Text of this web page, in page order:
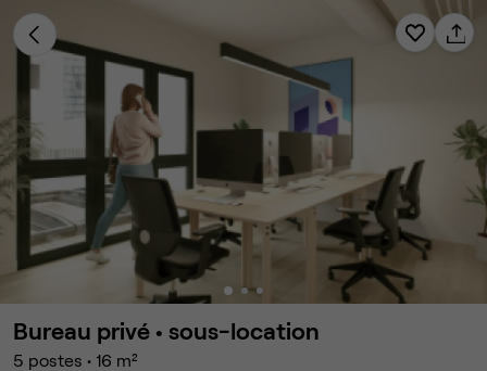
Bureau privé • sous-location
5 postes • 16 m²